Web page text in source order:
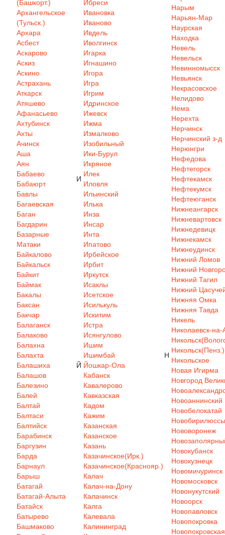
(Башкорт.)
Архангельское
(Тульск.)
Архара
Асбест
Аскарово
Аскиз
Аскино
Астрахань
Аткарск
Атяшево
Афанасьево
Ахтубинск
Ахты
Ачинск
Аша
Аян
Бабаево
Бабаюрт
Бавлы
Багаевская
Баган
Багдарин
Базарные
Матаки
Байкалово
Байкальск
Байкит
Баймак
Бакалы
Баксан
Бакчар
Балаганск
Балаково
Балахна
Балахта
Балашиха
Балашов
Балезино
Балей
Балтай
Балтаси
Балтийск
Барабинск
Баргузин
Барда
Барнаул
Барыш
Батагай
Батагай-Алыта
Батайск
Батырево
Башмаково
И
Ибреси
Ивановка
Иваново
Ивдель
Иволгинск
Игарка
Игнашино
Игора
Игра
Игрим
Идринское
Ижевск
Ижма
Измалково
Изобильный
Ики-Бурул
Икряное
Илек
Иловля
Ильинский
Илька
Инза
Инсар
Инта
Ипатово
Ирбейское
Ирбит
Иркутск
Исаклы
Исетское
Исилькуль
Искитим
Истра
Исянгулово
Ишим
Ишимбай
Й Йошкар-Ола
Кабанск
Кавалерово
Кавказская
Кадом
Кажим
Казанская
Казанское
Казань
Казачинское(Ирк.)
Казачинское(Краснояр.)
Калач
Калач-на-Дону
Калачинск
Калга
Калевала
Калининград
Н
Нарым
Нарьян-Мар
Наурская
Находка
Невель
Невельск
Невинномысск
Невьянск
Некрасовское
Нелидово
Нема
Нерехта
Нерчинск
Нерчинский з-д
Нерюнгри
Нефедова
Нефтегорск
Нефтекамск
Нефтекумск
Нефтеюганск
Нижнеангарск
Нижневартовск
Нижнедевицк
Нижнекамск
Нижнеудинск
Нижний Ломов
Нижний
Нижний Тагил
Нижний
Нижняя Омка
Нижняя Тавда
Никель
Николаевск-
Никольск(Пенз.)
Никольское
Новая Игирма
Новгород
Новоаннинский
Новобелокатай
Новобирилюссы
Нововоронеж
Новокубанск
Новокузнецк
Новомичуринск
Новомосковск
Новонукутский
Новоорск
Новопавловск
Новопокровка
Новопокровская